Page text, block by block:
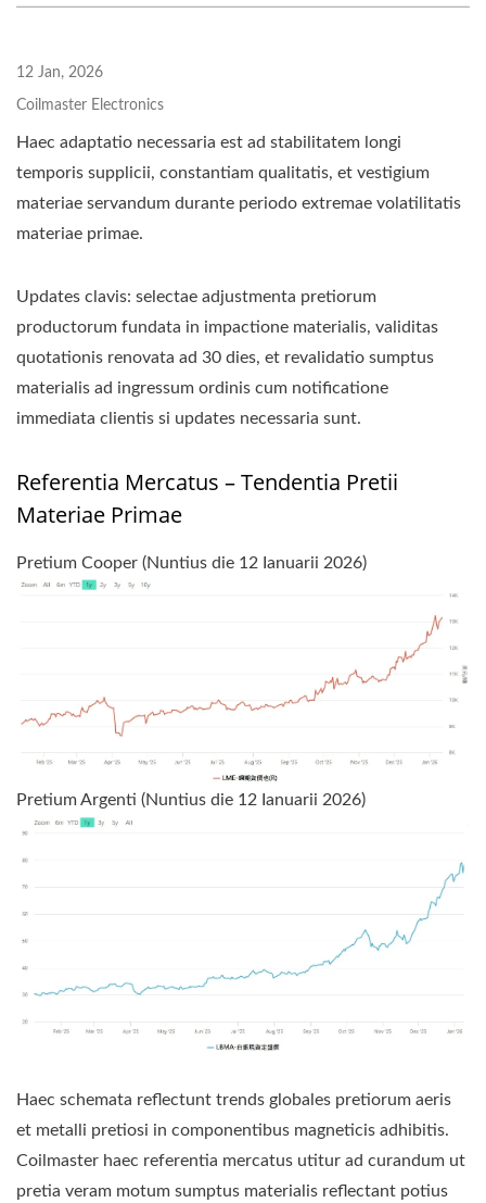
12 Jan, 2026
Coilmaster Electronics
Haec adaptatio necessaria est ad stabilitatem longi
temporis supplicii, constantiam qualitatis, et vestigium
materiae servandum durante periodo extremae volatilitatis
materiae primae.
Updates clavis: selectae adjustmenta pretiorum
productorum fundata in impactione materialis, validitas
quotationis renovata ad 30 dies, et revalidatio sumptus
materialis ad ingressum ordinis cum notificatione
immediata clientis si updates necessaria sunt.
Referentia Mercatus – Tendentia Pretii
Materiae Primae
Pretium Cooper (Nuntius die 12 Ianuarii 2026)
Pretium Argenti (Nuntius die 12 Ianuarii 2026)
Haec schemata reflectunt trends globales pretiorum aeris
et metalli pretiosi in componentibus magneticis adhibitis.
Coilmaster haec referentia mercatus utitur ad curandum ut
pretia veram motum sumptus materialis reflectant potius